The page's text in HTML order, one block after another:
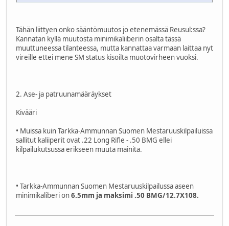
Tähän liittyen onko sääntömuutos jo etenemässä Reusul:ssa?
Kannatan kyllä muutosta minimikaliiberin osalta tässä
muuttuneessa tilanteessa, mutta kannattaa varmaan laittaa nyt
vireille ettei mene SM status kisoilta muotovirheen vuoksi.
2. Ase- ja patruunamääräykset
Kivääri
• Muissa kuin Tarkka-Ammunnan Suomen Mestaruuskilpailuissa
sallitut kaliiperit ovat .22 Long Rifle - .50 BMG ellei
kilpailukutsussa erikseen muuta mainita.
• Tarkka-Ammunnan Suomen Mestaruuskilpailussa aseen
minimikaliberi on6.5mm ja maksimi .50 BMG/12.7X108.